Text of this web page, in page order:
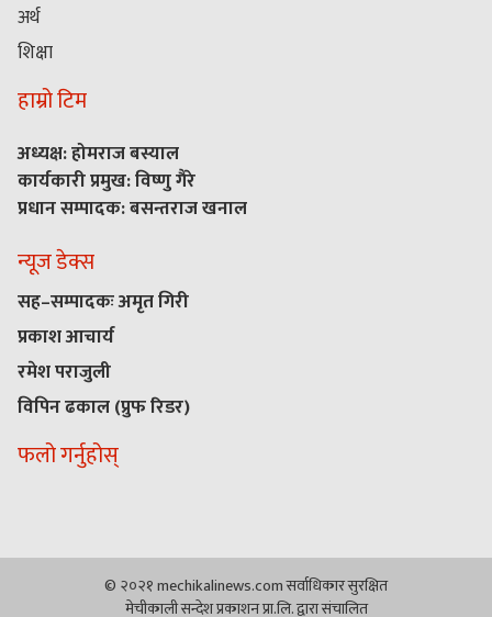
अर्थ
शिक्षा
हाम्रो टिम
अध्यक्ष: होमराज बस्याल
कार्यकारी प्रमुख: विष्णु गैरे
प्रधान सम्पादक: बसन्तराज खनाल
न्यूज डेक्स
सह–सम्पादकः अमृत गिरी
प्रकाश आचार्य
रमेश पराजुली
विपिन ढकाल (प्रुफ रिडर)
फलो गर्नुहोस्
© २०२१ mechikalinews.com सर्वाधिकार सुरक्षित
मेचीकाली सन्देश प्रकाशन प्रा.लि. द्वारा संचालित